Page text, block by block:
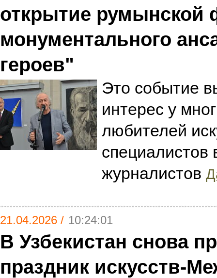
открытие румынской
монументального
героев"
Это событие
интерес у
любителей
специалистов
журналистов
21.04.2026 / 10:24:01
В Узбекистан снова
праздник искусств-